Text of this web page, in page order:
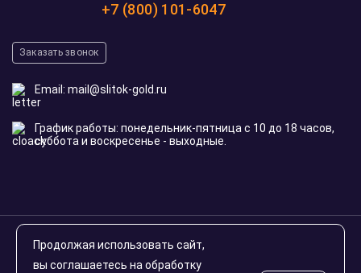
+7 (800) 101-6047
Заказать звонок
Email: mail@slitok-gold.ru
График работы: понедельник-пятница с 10 до 18 часов,
суббота и воскресенье - выходные.
Инвестиционные монеты России
Продолжая использовать сайт,
вы соглашаетесь на обработку